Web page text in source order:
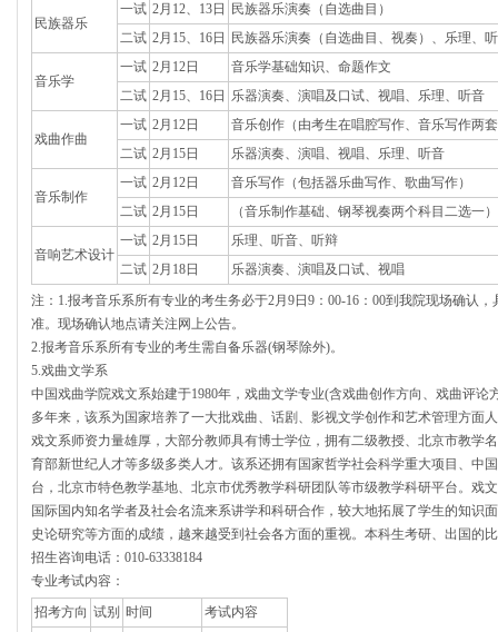
民族器乐
一试 2月12、13日
民族器乐演奏（自选曲目）
二试 2月15、16日 民族器乐演奏（自选曲目、视奏）、乐理、
音乐学
一试 2月12日
音乐学基础知识、命题作文
二试 2月15、16日 乐器演奏、演唱及口试、视唱、乐理、听音
戏曲作曲
一试 2月12日
音乐创作（由考生在唱腔写作、音乐写作两
二试 2月15日 乐器演奏、演唱、视唱、乐理、听音
音乐制作
一试 2月12日
音乐写作（包括器乐曲写作、歌曲写作）
二试 2月15日 （音乐制作基础、钢琴视奏两个科目二选一
音响艺术设计
一试 2月15日
乐理、听音、听辩
二试 2月18日
乐器演奏、演唱及口试、视唱
注：1.报考音乐系所有专业的考生务必于2月9日9：00-16：00到我院现场确认
准。现场确认地点请关注网上公告。
2.报考音乐系所有专业的考生需自备乐器(钢琴除外)。
5.戏曲文学系
中国戏曲学院戏文系始建于1980年，戏曲文学专业(含戏曲创作方向、戏曲评论
多年来，该系为国家培养了一大批戏曲、话剧、影视文学创作和艺术管理方面
戏文系师资力量雄厚，大部分教师具有博士学位，拥有二级教授、北京市教学
育部新世纪人才等多级多类人才。该系还拥有国家哲学社会科学重大项目、中
台，北京市特色教学基地、北京市优秀教学科研团队等市级教学科研平台。戏
国际国内知名学者及社会名流来系讲学和科研合作，较大地拓展了学生的知识
史论研究等方面的成绩，越来越受到社会各方面的重视。本科生考研、出国的
招生咨询电话：010-63338184
专业考试内容：
招考方向 试别 时间 考试内容